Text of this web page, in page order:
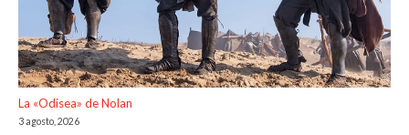
La «Odisea» de Nolan
3 agosto, 2026